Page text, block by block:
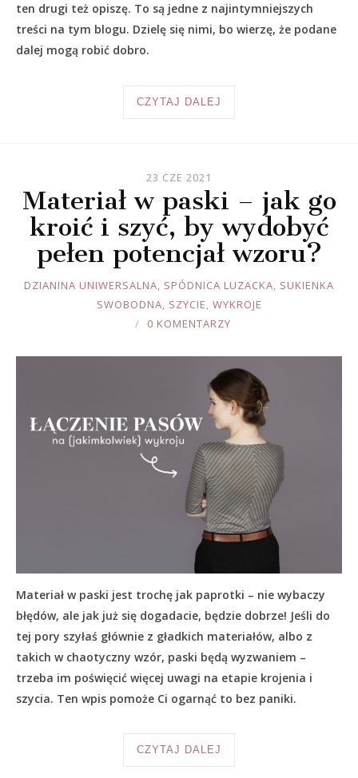
ten drugi też opiszę. To są jedne z najintymniejszych
treści na tym blogu. Dzielę się nimi, bo wierzę, że podane
dalej mogą robić dobro.
CZYTAJ DALEJ
23 CZE 2021
Materiał w paski – jak go
kroić i szyć, by wydobyć
pełen potencjał wzoru?
JOULE
DZIANINA UNIWERSALNA, SPÓDNICA LUZACKA, SUKIENKA
SWOBODNA, SZYCIE, WYKROJE
0 KOMENTARZY
Materiał w paski jest trochę jak paprotki – nie wybaczy
błędów, ale jak już się dogadacie, będzie dobrze! Jeśli do
tej pory szyłaś głównie z gładkich materiałów, albo z
takich w chaotyczny wzór, paski będą wyzwaniem –
trzeba im poświęcić więcej uwagi na etapie krojenia i
szycia. Ten wpis pomoże Ci ogarnąć to bez paniki.
CZYTAJ DALEJ